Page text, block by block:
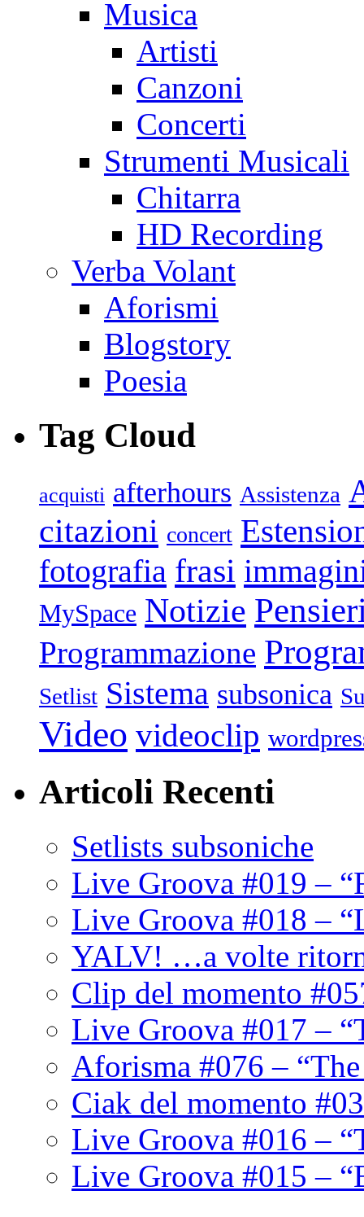
Musica
Artisti
Canzoni
Concerti
Strumenti Musicali
Chitarra
HD Recording
Verba Volant
Aforismi
Blogstory
Poesia
Tag Cloud
acquisti afterhours Assistenza
citazioni concert
fotografia frasi
MySpace Notizie
Programmazione
Setlist Sistema subsonica
Video videoclip
Articoli Recenti
Setlists subsoniche
Live Groova #019 –
Live Groova #018 –
YALV! …a volte
Clip del momento
Live Groova #017 –
Aforisma #076 –
Ciak del momento
Live Groova #016 –
Live Groova #015 –